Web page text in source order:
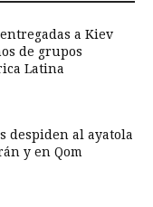
a Kiev
de grupos
Latina
despiden al ayatola
y en Qom